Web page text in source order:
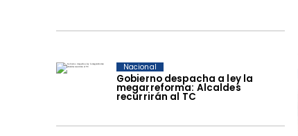
Gobierno despacha a ley la
megarreforma: Alcaldes
recurrirán al TC
Nacional